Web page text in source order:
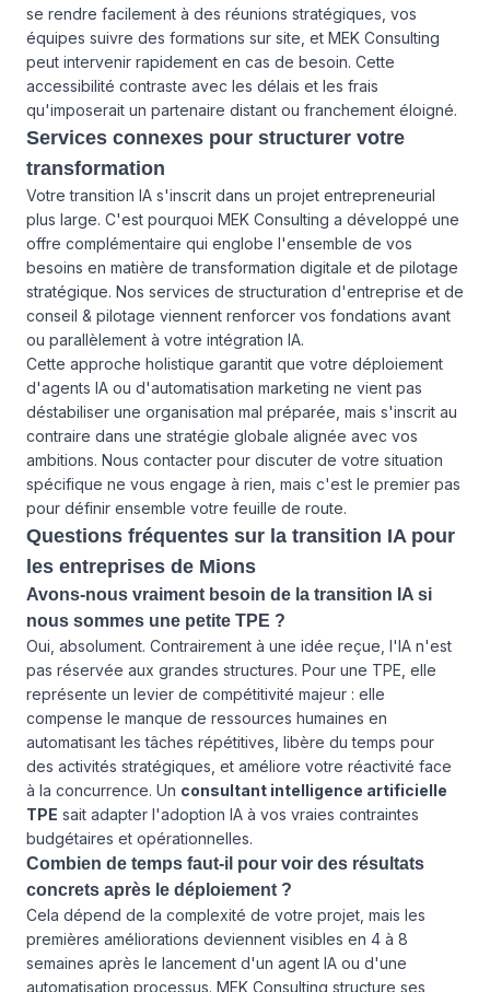
se rendre facilement à des réunions stratégiques, vos
équipes suivre des formations sur site, et MEK Consulting
peut intervenir rapidement en cas de besoin. Cette
accessibilité contraste avec les délais et les frais
qu'imposerait un partenaire distant ou franchement éloigné.
Services connexes pour structurer votre
transformation
Votre transition IA s'inscrit dans un projet entrepreneurial
plus large. C'est pourquoi MEK Consulting a développé une
offre complémentaire qui englobe l'ensemble de vos
besoins en matière de transformation digitale et de pilotage
stratégique. Nos services de structuration d'entreprise et de
conseil & pilotage viennent renforcer vos fondations avant
ou parallèlement à votre intégration IA.
Cette approche holistique garantit que votre déploiement
d'agents IA ou d'automatisation marketing ne vient pas
déstabiliser une organisation mal préparée, mais s'inscrit au
contraire dans une stratégie globale alignée avec vos
ambitions. Nous contacter pour discuter de votre situation
spécifique ne vous engage à rien, mais c'est le premier pas
pour définir ensemble votre feuille de route.
Questions fréquentes sur la transition IA pour
les entreprises de Mions
Avons-nous vraiment besoin de la transition IA si
nous sommes une petite TPE ?
Oui, absolument. Contrairement à une idée reçue, l'IA n'est
pas réservée aux grandes structures. Pour une TPE, elle
représente un levier de compétitivité majeur : elle
compense le manque de ressources humaines en
automatisant les tâches répétitives, libère du temps pour
des activités stratégiques, et améliore votre réactivité face
à la concurrence. Un consultant intelligence artificielle
TPE sait adapter l'adoption IA à vos vraies contraintes
budgétaires et opérationnelles.
Combien de temps faut-il pour voir des résultats
concrets après le déploiement ?
Cela dépend de la complexité de votre projet, mais les
premières améliorations deviennent visibles en 4 à 8
semaines après le lancement d'un agent IA ou d'une
automatisation processus. MEK Consulting structure ses